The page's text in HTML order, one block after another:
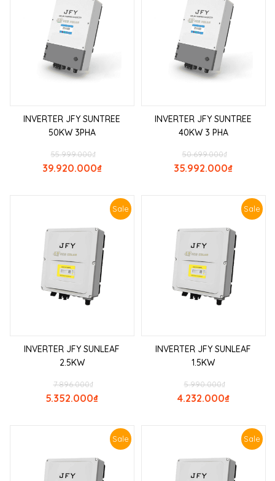
INVERTER JFY SUNTREE
50KW 3PHA
₫
55.999.000
₫
39.920.000
INVERTER JFY SUNTREE
40KW 3 PHA
₫
50.699.000
₫
35.992.000
Sale
INVERTER JFY SUNLEAF
2.5KW
₫
7.896.000
₫
5.352.000
Sale
INVERTER JFY SUNLEAF
1.5KW
₫
5.990.000
₫
4.232.000
Sale Sale